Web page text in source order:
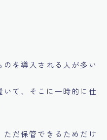
を導入される人が多い
て、そこに一時的に仕
だ保管できるためだけ